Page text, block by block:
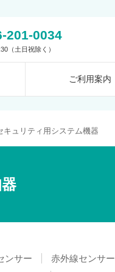
201-0034
（土日祝除く）
ご利用案内
キュリティ用システム機器
ンサー 赤外線センサー